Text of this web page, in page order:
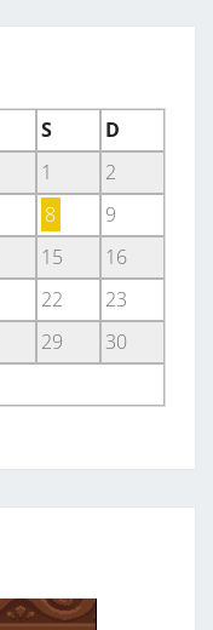
S
D
1
2
8
9
15
16
22
23
29
30